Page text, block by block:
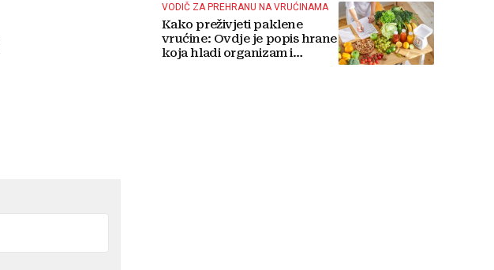
VODIČ ZA PREHRANU NA VRUĆINAMA
Kako preživjeti paklene
vrućine: Ovdje je popis hrane
koja hladi organizam i